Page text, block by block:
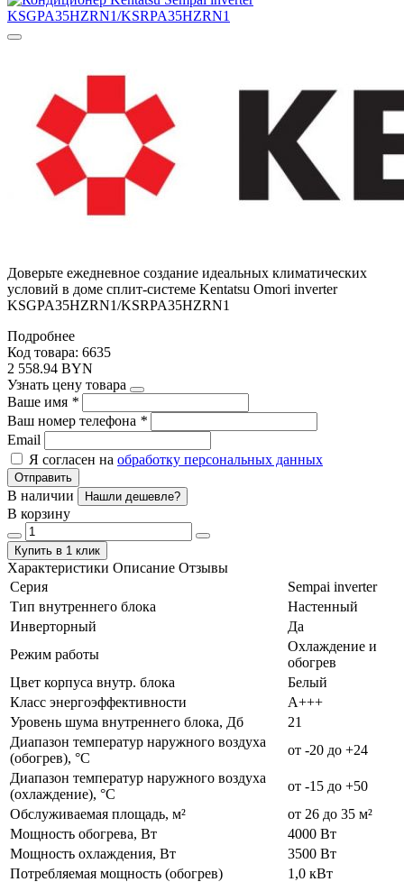
Доверьте ежедневное создание идеальных климатических
условий в доме сплит-системе Kentatsu Omori inverter
KSGPA35HZRN1/KSRPA35HZRN1
Подробнее
Код товара: 6635
2 558.94 BYN
Узнать цену товара
Ваше имя *
Ваш номер телефона *
Email
Я согласен на обработку персональных данных
Отправить
В наличии Нашли дешевле?
В корзину
Купить в 1 клик
Характеристики Описание Отзывы
Серия
Sempai inverter
Тип внутреннего блока
Настенный
Инверторный
Да
Режим работы
Охлаждение и
обогрев
Цвет корпуса внутр. блока
Белый
Класс энергоэффективности
А+++
Уровень шума внутреннего блока, Дб
21
Диапазон температур наружного воздуха
(обогрев), °C
от -20 до +24
Диапазон температур наружного воздуха
(охлаждение), °C
от -15 до +50
Обслуживаемая площадь, м²
от 26 до 35 м²
Мощность обогрева, Вт
4000 Вт
Мощность охлаждения, Вт
3500 Вт
Потребляемая мощность (обогрев)
1,0 кВт